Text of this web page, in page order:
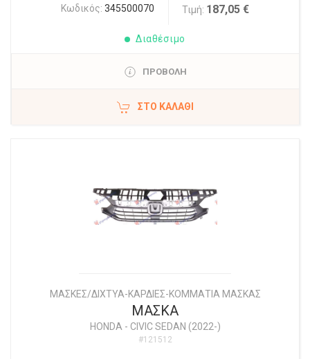
Κωδικός: 345500070 Τιμή: 187,05 €
Διαθέσιμο
ΠΡΟΒΟΛΗ
ΣΤΟ ΚΑΛΆΘΙ
ΜΑΣΚΕΣ/ΔΙΧΤΥΑ-ΚΑΡΔΙΕΣ-ΚΟΜΜΑΤΙΑ ΜΑΣΚΑΣ
ΜΑΣΚΑ
HONDA- CIVIC SEDAN (2022-)
#121512